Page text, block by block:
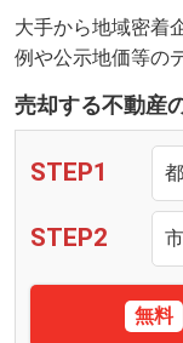
大手から地域密着
例や公示地価等の
売却する不動産
STEP1
STEP2
無料